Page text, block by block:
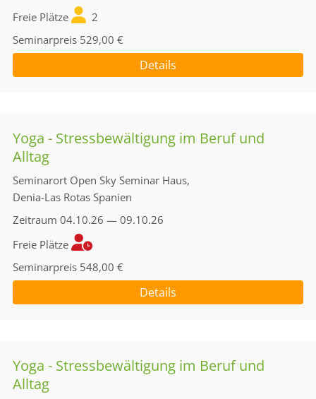
Freie Plätze
2
Seminarpreis 529,00 €
Details
Yoga - Stressbewältigung im Beruf und
Alltag
Seminarort Open Sky Seminar Haus,
Denia-Las Rotas Spanien
Zeitraum 04.10.26 — 09.10.26
Freie Plätze
Seminarpreis 548,00 €
Details
Yoga - Stressbewältigung im Beruf und
Alltag